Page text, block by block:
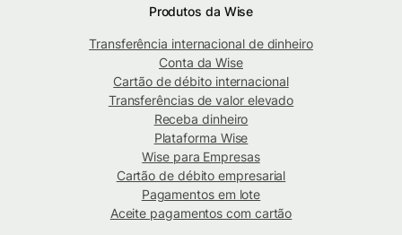
Produtos da Wise
Transferência internacional de dinheiro
Conta da Wise
Cartão de débito internacional
Transferências de valor elevado
Receba dinheiro
Plataforma Wise
Wise para Empresas
Cartão de débito empresarial
Pagamentos em lote
Aceite pagamentos com cartão